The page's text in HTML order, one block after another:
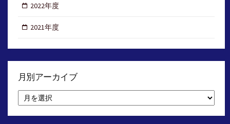
2022年度
2021年度
月別アーカイブ
別
ア